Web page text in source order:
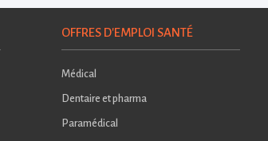
OFFRES D'EMPLOI SANTÉ
Médical
Dentaire et pharma
Paramédical